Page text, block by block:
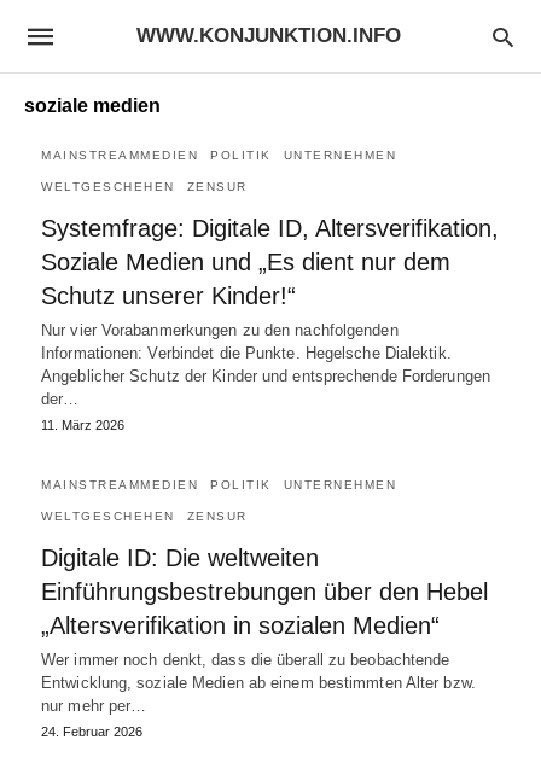
WWW.KONJUNKTION.INFO
soziale medien
MAINSTREAMMEDIEN POLITIK UNTERNEHMEN
WELTGESCHEHEN ZENSUR
Systemfrage: Digitale ID, Altersverifikation,
Soziale Medien und „Es dient nur dem
Schutz unserer Kinder!“
Nur vier Vorabanmerkungen zu den nachfolgenden
Informationen: Verbindet die Punkte. Hegelsche Dialektik.
Angeblicher Schutz der Kinder und entsprechende Forderungen
der…
11. März 2026
MAINSTREAMMEDIEN POLITIK UNTERNEHMEN
WELTGESCHEHEN ZENSUR
Digitale ID: Die weltweiten
Einführungsbestrebungen über den Hebel
„Altersverifikation in sozialen Medien“
Wer immer noch denkt, dass die überall zu beobachtende
Entwicklung, soziale Medien ab einem bestimmten Alter bzw.
nur mehr per…
24. Februar 2026